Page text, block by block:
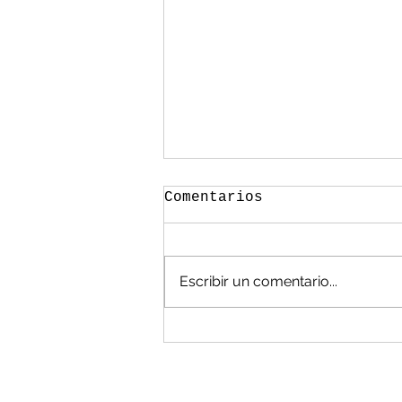
Comentarios
Escribir un comentario...